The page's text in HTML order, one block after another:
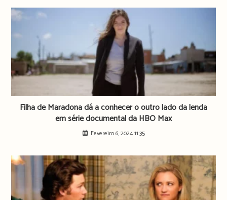
Filha de Maradona dá a conhecer o outro lado da lenda
em série documental da HBO Max
Fevereiro 6, 2024 11:35